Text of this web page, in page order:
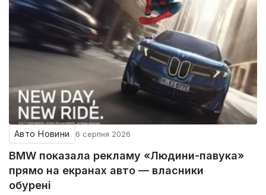
Авто Новини 6 серпня 2026
BMW показала рекламу «Людини-павука»
прямо на екранах авто — власники
обурені